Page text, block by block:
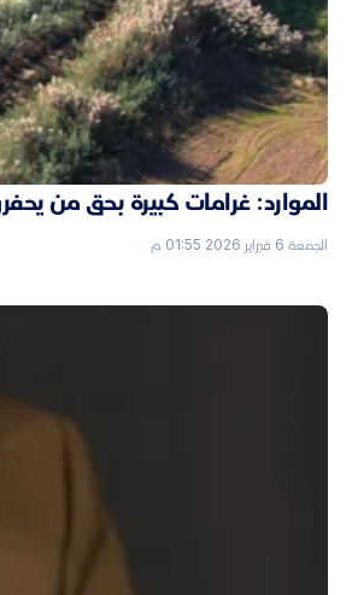
الموارد: غرامات كبيرة بحق من
الجمعة 6 فبراير 2026 01:55 م